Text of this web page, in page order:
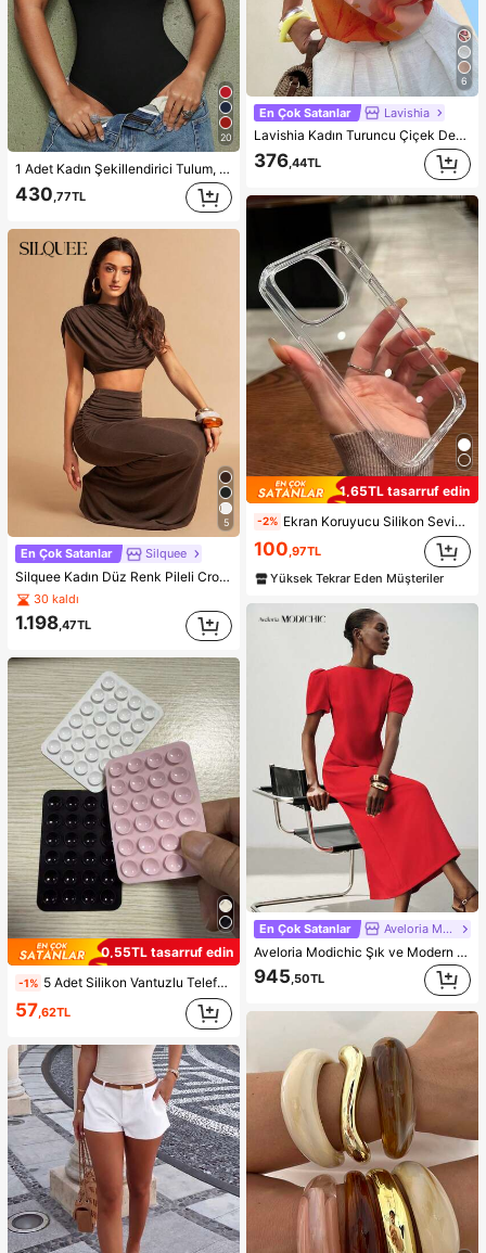
20
1 Adet Kadın Şekillendirici Tulum, Karın Kontrolü, Bel Şekillendirici, Kalça Kaldırıcı, Dikişsiz Şekillendirici Tulum, Tanga İç Çamaşırı
430,77TL
5
En Çok Satanlar Silquee
Silquee Kadın Düz Renk Pileli Crop Üst ve Balık Etek Moda 2 Parça Takım
30 kaldı
1.198,47TL
0,55TL tasarruf edin
-1% 5 Adet Silikon Vantuzlu Telefon Kılıf Tutucu, Vantuzlu Telefon Standı, Yapışkanlı Telefon Tutucu, Yapışkanlı Telefon Standı (Kullanmadan önce yüzeyi dikkatlice temizleyin, temiz ve düz olduğundan emin olun. Yapıştırdıktan sonra kullanmak için 30 dakika bekleyin), Olmazsa Olmaz
57,62TL
6
En Çok Satanlar Lavishia
Lavishia Kadın Turuncu Çiçek Desenli Halter Yaka Üst, Günlük Plaj Tatil Yazlık
376,44TL
1,65TL tasarruf edin
-2% Ekran Koruyucu Silikon Sevimli Minimalist Darbeye Dayanıklı Düz Renk Şık Yüksek Kalite Apple Şeffaf Sade Tam Gövde Parlak Telefon Kılıfı 15/15 Pro Max/15 Pro/15 Plus/11/12/13/14/16 Pro Max/XS/XR/11 Pro/11 Pro Max/12 Pro/12 Pro Max/13 Pro/13 Pro Max/7 Plus/14 Pro/14 Pro Max/14 Plus/16 Pro/16 Plus/7 Plus/8 Plus/8/SE2 ile Uyumlu Su Geçirmez Düşmeye Karşı Dayanıklı Çizilmeye Karşı Dayanıklı Doğum Günü Hediyesi Yıldönümü Profesyonel
100 ,97TL
Yüksek Tekrar Eden Müşteriler
En Çok Satanlar Aveloria Modichic
Aveloria Modichic Şık ve Modern Minimalist Kadın Uzun Elbise, Fransız Vintage Günlük Şehir Stili, Belden Oturtmalı Düz Kesim, Parlak Kırmızı, Polyester Karışımlı, Dökümlü ve Pürüzsüz, Yazlık, Seyahat, Parti, Resmi Ziyafet, Anneler Günü, Mezuniyet Sezonu, Tatil Kombini
945,50TL